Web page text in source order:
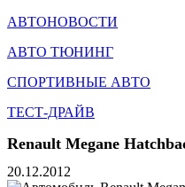
АВТОНОВОСТИ
АВТО ТЮНИНГ
СПОРТИВНЫЕ АВТО
ТЕСТ-ДРАЙВ
Renault Megane
20.12.2012